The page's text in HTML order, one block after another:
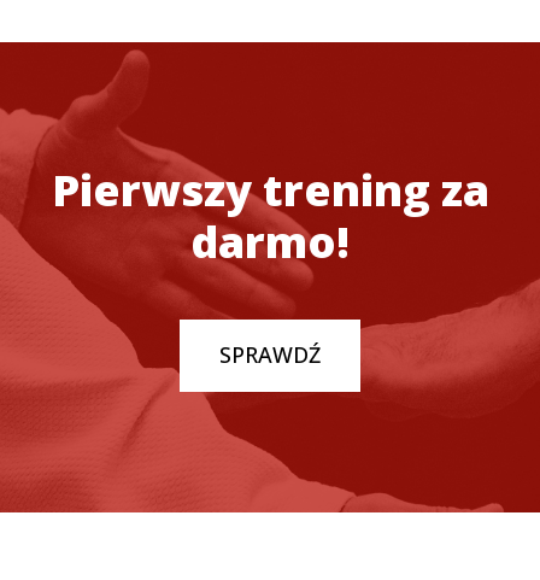
Pierwszy trening za
darmo!
SPRAWDŹ